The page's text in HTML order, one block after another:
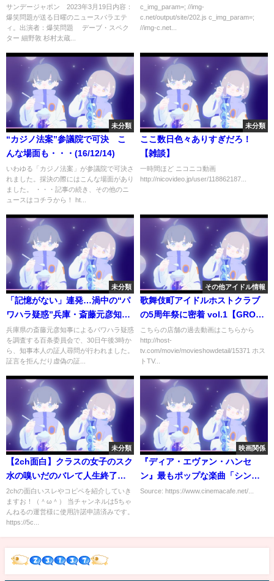
サンデージャポン 2023年3月19日内容：
爆笑問題が送る日曜のニュースバラエテ
ィ。出演者：爆笑問題 デーブ・スペク
ター 細野敦 杉村太蔵...
c_img_param=; //img-
c.net/output/site/202.js c_img_param=;
//img-c.net...
未分類
“カジノ法案”参議院で可決 こ
んな場面も・・・(16/12/14)
いわゆる「カジノ法案」が参議院で可決さ
れました。採決の際にはこんな場面があり
ました。 ・・・記事の続き、その他のニ
ュースはコチラから！ ht...
未分類
ここ数日色々ありすぎだろ！
【雑談】
一時間ほど ニコニコ動画
http://nicovideo.jp/user/118862187...
未分類
「記憶がない」連発…渦中の“パ
ワハラ疑惑”兵庫・斎藤元彦知事
が百条委員会に出頭 20ｍ歩い
て激怒は“職員対応が不十分・自
身の対応は適切”
兵庫県の斎藤元彦知事によるパワハラ疑惑
を調査する百条委員会で、30日午後3時か
ら、知事本人の証人尋問が行われました。
証言を拒んだり虚偽の証...
その他アイドル情報
歌舞伎町アイドルホストクラブ
の5周年祭に密着 vol.1【GROUP
NINE】
こちらの店舗の過去動画はこちらから
http://host-
tv.com/movie/movieshowdetail/15371 ホス
トTV...
未分類
【2ch面白】クラスの女子のスク
水の嗅いだのバレて人生終了…
⇒その後がとんでもない事にｗ
【2chショート】#Shorts
2chの面白いスレやコピペを紹介していき
ますお！（＾ω＾） 当チャンネルは5ちゃ
んねるの運営様に使用許諾申請済みです。
https://5c...
映画関係
『ディア・エヴァン・ハンセ
ン』最もポップな楽曲「シンシ
アリー・ミー」にのせた撮影舞
Source: https://www.cinemacafe.net/...